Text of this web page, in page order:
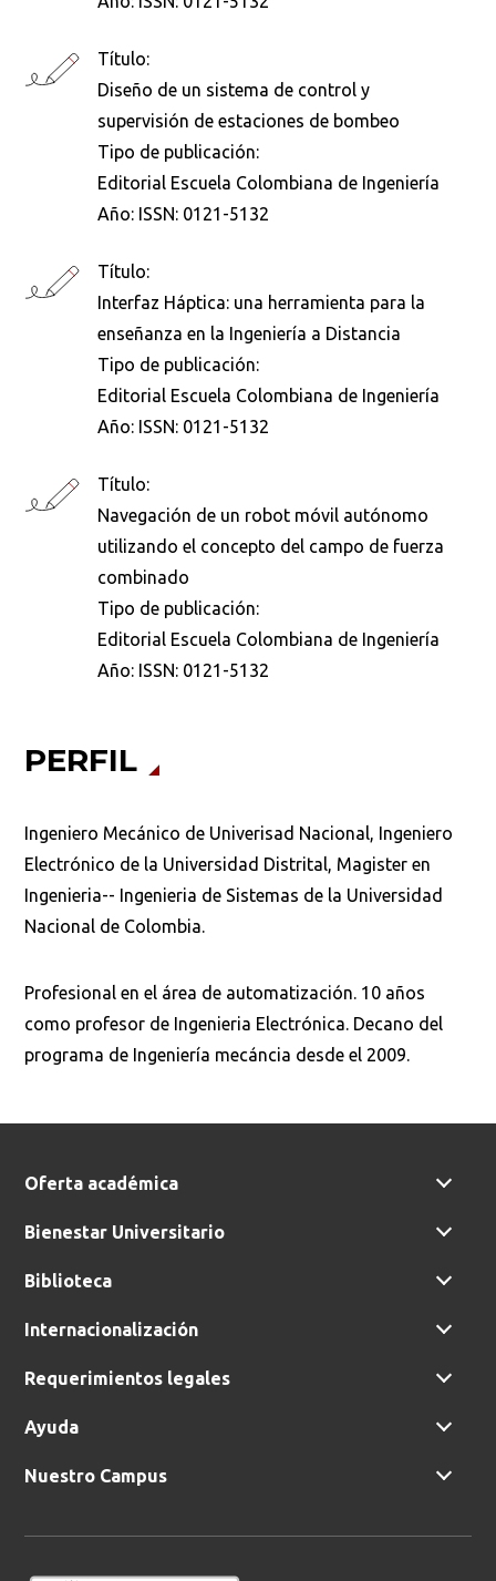
Título:
Diseño de un sistema de control y
supervisión de estaciones de bombeo
Tipo de publicación:
Editorial Escuela Colombiana de Ingeniería
Año: ISSN: 0121-5132
Título:
Interfaz Háptica: una herramienta para la
enseñanza en la Ingeniería a Distancia
Tipo de publicación:
Editorial Escuela Colombiana de Ingeniería
Año: ISSN: 0121-5132
Título:
Navegación de un robot móvil autónomo
utilizando el concepto del campo de fuerza
combinado
Tipo de publicación:
Editorial Escuela Colombiana de Ingeniería
Año: ISSN: 0121-5132
PERFIL
Ingeniero Mecánico de Univerisad Nacional, Ingeniero
Electrónico de la Universidad Distrital, Magister en
Ingenieria-- Ingenieria de Sistemas de la Universidad
Nacional de Colombia.
Profesional en el área de automatización. 10 años
como profesor de Ingenieria Electrónica. Decano del
programa de Ingeniería mecáncia desde el 2009.
¿Qué buscas?
Buscar en: *
Ordenar por:
Oferta académica
Bienestar Universitario
Biblioteca
Internacionalización
Requerimientos legales
Ayuda
Nuestro Campus